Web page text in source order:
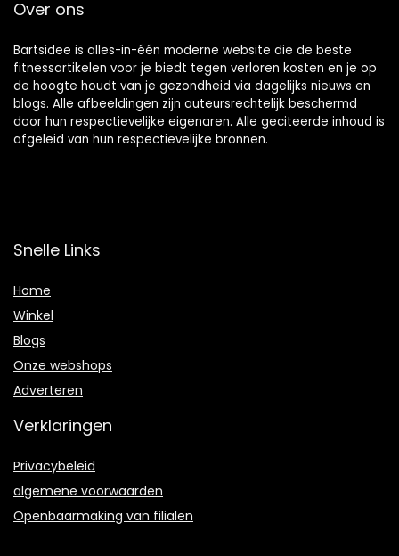
Over ons
Bartsidee is alles-in-één moderne website die de beste
fitnessartikelen voor je biedt tegen verloren kosten en je op
de hoogte houdt van je gezondheid via dagelijks nieuws en
blogs. Alle afbeeldingen zijn auteursrechtelijk beschermd
door hun respectievelijke eigenaren. Alle geciteerde inhoud is
afgeleid van hun respectievelijke bronnen.
Snelle Links
Home
Winkel
Blogs
Onze webshops
Adverteren
Verklaringen
Privacybeleid
algemene voorwaarden
Openbaarmaking van filialen